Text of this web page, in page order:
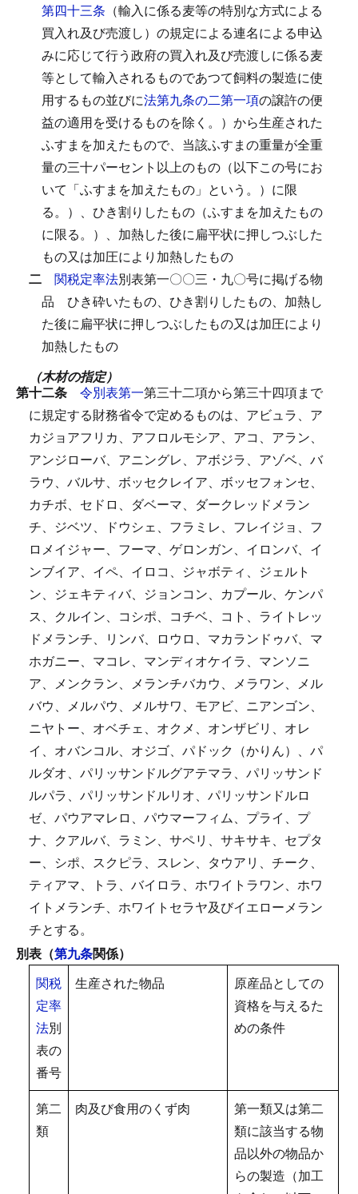
第四十三条 （輸入に係る麦等の特別な方式による
買入れ及び売渡し）の規定による連名による申込
みに応じて行う政府の買入れ及び売渡しに係る麦
等として輸入されるものであつて飼料の製造に使
用するもの並びに法第九条の二第一項の譲許の便
益の適用を受けるものを除く。）から生産された
ふすまを加えたもので、当該ふすまの重量が全重
量の三十パーセント以上のもの（以下この号にお
いて「ふすまを加えたもの」という。）に限
る。）、ひき割りしたもの（ふすまを加えたもの
に限る。）、加熱した後に扁平状に押しつぶした
もの又は加圧により加熱したもの
二 関税定率法別表第一〇〇三・九〇号に掲げる物
品
ひき砕いたもの、ひき割りしたもの、加熱し
た後に扁平状に押しつぶしたもの又は加圧により
加熱したもの
（木材の指定）
第十二条 令別表第一第三十二項から第三十四項まで
に規定する財務省令で定めるものは、アビュラ、ア
カジョアフリカ、アフロルモシア、アコ、アラン、
アンジローバ、アニングレ、アボジラ、アゾベ、バ
ラウ、バルサ、ボッセクレイア、ボッセフォンセ、
カチボ、セドロ、ダベーマ、ダークレッドメラン
チ、ジベツ、ドウシェ、フラミレ、フレイジョ、フ
ロメイジャー、フーマ、ゲロンガン、イロンバ、イ
ンブイア、イペ、イロコ、ジャボティ、ジェルト
ン、ジェキティバ、ジョンコン、カプール、ケンパ
ス、クルイン、コシポ、コチベ、コト、ライトレッ
ドメランチ、リンバ、ロウロ、マカランドゥバ、マ
ホガニー、マコレ、マンディオケイラ、マンソニ
ア、メンクラン、メランチバカウ、メラワン、メル
バウ、メルパウ、メルサワ、モアビ、ニアンゴン、
ニヤトー、オベチェ、オクメ、オンザビリ、オレ
イ、オバンコル、オジゴ、パドック（かりん）、パ
ルダオ、パリッサンドルグアテマラ、パリッサンド
ルパラ、パリッサンドルリオ、パリッサンドルロ
ゼ、パウアマレロ、パウマーフィム、プライ、プ
ナ、クアルバ、ラミン、サペリ、サキサキ、セプタ
ー、シポ、スクピラ、スレン、タウアリ、チーク、
ティアマ、トラ、バイロラ、ホワイトラワン、ホワ
イトメランチ、ホワイトセラヤ及びイエローメラン
チとする。
別表（第九条関係）
関税
定率
法別
表の
番号
生産された物品
原産品としての
資格を与えるた
めの条件
第二
類
肉及び食用のくず肉
第一類又は第二
類に該当する物
品以外の物品か
らの製造（加工